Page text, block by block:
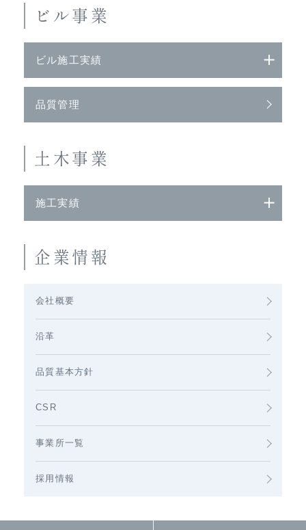
ビル事業
ビル施工実績
品質管理
土木事業
施工実績
企業情報
会社概要
沿革
品質基本方針
CSR
事業所一覧
採用情報